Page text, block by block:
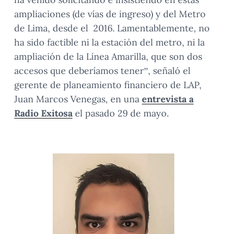
ampliaciones (de vías de ingreso) y del Metro
de Lima, desde el 2016. Lamentablemente, no
ha sido factible ni la estación del metro, ni la
ampliación de la Línea Amarilla, que son dos
accesos que deberíamos tener”, señaló el
gerente de planeamiento financiero de LAP,
Juan Marcos Venegas, en una entrevista a
Radio Exitosael pasado 29 de mayo.